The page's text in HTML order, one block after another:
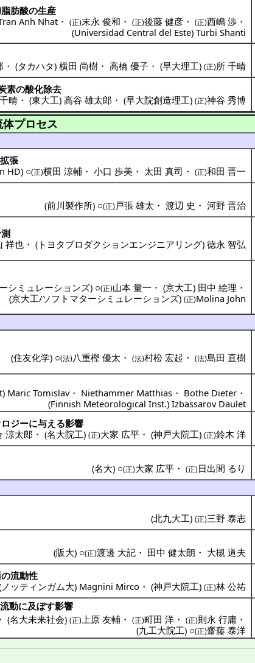
肪酸の生産
Anh Nhat ・(正)末永 俊和 ・(正)後藤 健彦 ・(正)西嶋 渉 ・
(Universidad Central del Este)Turbi Shanti
・(タカハタ)横田 尚樹 ・高橋 優子 ・(早大理工)(正)所 千晴
素の酸化除去
晴 ・(東大工)高谷 雄太郎 ・(早大院創造理工)(正)神谷 秀博
プロセス
拡張
HD) ○(正)横田 涼輔 ・小口 歩美 ・ 太田 真司 ・(正)和田 晋一
(前川製作所) ○(正)戸張 雄太 ・渡辺 史 ・河野 晋治
祥也 ・( トヨタプロダクションエンジニアリング)徳永 智弘
シミュレーションズ) ○(正)山本 量一 ・(京大工) 田中 絵理 ・
(京大工/ソフトマターシミュレーションズ)(正)Molina John
(住友化学) ○(法)八重樫 優太 ・(法)村松 宏起 ・(法)島田 直樹
) Maric Tomislav・ Niethammer Matthias ・ Bothe Dieter ・
(Finnish Meteorological Inst.)Izbassarov Daulet
ジーに与える影響
涼太郎 ・(名大院工)(正)大家 広平 ・(神戸大院工)(正)鈴木 洋
(名大) ○(正)大家 広平 ・(正)日出間 るり
(北九大工)(正)三野 泰志
(阪大) ○(正)渡邊 大記 ・ 田中 健太朗 ・ 大槻 道夫
の流動性
ノッティンガム大) Magnini Mirco ・(神戸大院工)(正)林 公祐
動に及ぼす影響
・(名大未来社会)(正) 上原 友輔 ・(正)町田 洋 ・(正)則永 行庸 ・
(九工大院工) ○(正)齋藤 泰洋